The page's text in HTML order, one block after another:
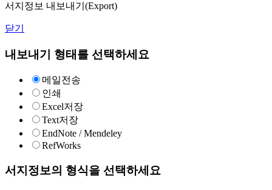
서지정보 내보내기(Export)
닫기
내보내기 형태를 선택하세요
메일전송
인쇄
Excel저장
Text저장
EndNote / Mendeley
RefWorks
서지정보의 형식을 선택하세요